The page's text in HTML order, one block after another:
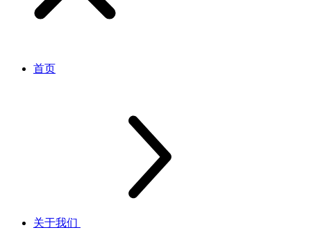
首页
关于我们